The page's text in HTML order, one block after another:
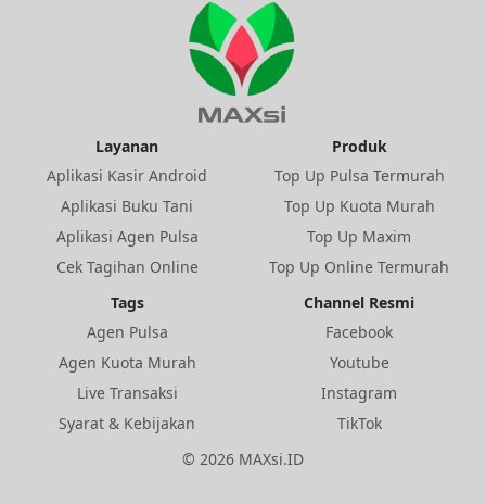
Layanan
Aplikasi Kasir Android
Aplikasi Buku Tani
Aplikasi Agen Pulsa
Cek Tagihan Online
Produk
Top Up Pulsa Termurah
Top Up Kuota Murah
Top Up Maxim
Top Up Online Termurah
Tags
Agen Pulsa
Agen Kuota Murah
Live Transaksi
Syarat & Kebijakan
Channel Resmi
Facebook
Youtube
Instagram
TikTok
© 2026 MAXsi.ID